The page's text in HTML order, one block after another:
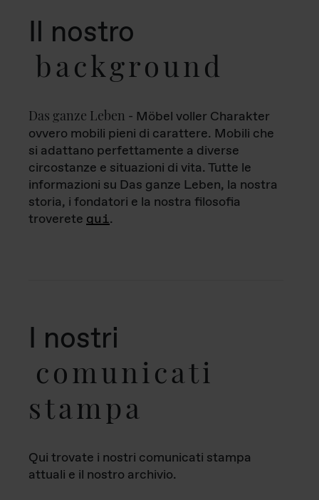
Il nostro
background
Das ganze Leben - Möbel voller Charakter
ovvero mobili pieni di carattere. Mobili che
si adattano perfettamente a diverse
circostanze e situazioni di vita. Tutte le
informazioni su Das ganze Leben, la nostra
storia, i fondatori e la nostra filosofia
troverete qui.
I nostri
comunicati
stampa
Qui trovate i nostri comunicati stampa
attuali e il nostro archivio.